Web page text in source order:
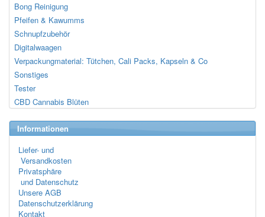
Bong Reinigung
Pfeifen & Kawumms
Schnupfzubehör
Digitalwaagen
Verpackungmaterial: Tütchen, Cali Packs, Kapseln & Co
Sonstiges
Tester
CBD Cannabis Blüten
Informationen
Liefer- und
Versandkosten
Privatsphäre
und Datenschutz
Unsere AGB
Datenschutzerklärung
Kontakt